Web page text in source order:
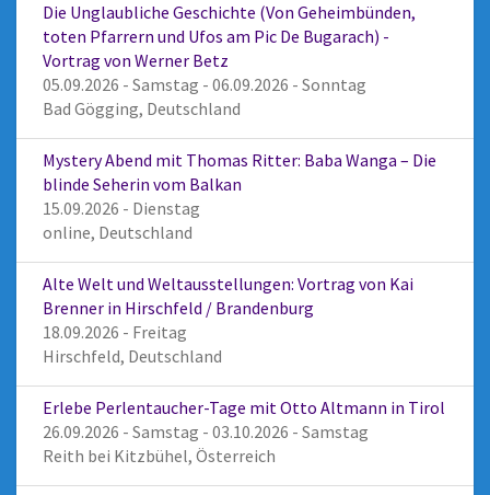
Die Unglaubliche Geschichte (Von Geheimbünden,
toten Pfarrern und Ufos am Pic De Bugarach) -
Vortrag von Werner Betz
05.09.2026 - Samstag - 06.09.2026 - Sonntag
Bad Gögging, Deutschland
Mystery Abend mit Thomas Ritter: Baba Wanga – Die
blinde Seherin vom Balkan
15.09.2026 - Dienstag
online, Deutschland
Alte Welt und Weltausstellungen: Vortrag von Kai
Brenner in Hirschfeld / Brandenburg
18.09.2026 - Freitag
Hirschfeld, Deutschland
Erlebe Perlentaucher-Tage mit Otto Altmann in Tirol
26.09.2026 - Samstag - 03.10.2026 - Samstag
Reith bei Kitzbühel, Österreich